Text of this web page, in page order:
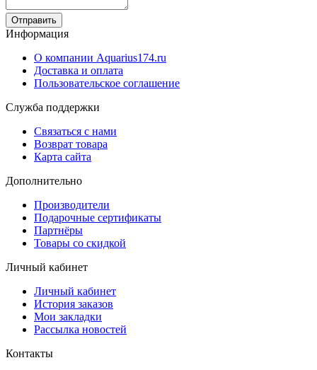
Отправить
Информация
О компании Aquarius174.ru
Доставка и оплата
Пользовательское соглашение
Служба поддержки
Связаться с нами
Возврат товара
Карта сайта
Дополнительно
Производители
Подарочные сертификаты
Партнёры
Товары со скидкой
Личный кабинет
Личный кабинет
История заказов
Мои закладки
Рассылка новостей
Контакты